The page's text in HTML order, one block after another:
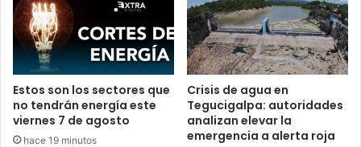
Estos son los sectores que
no tendrán energía este
viernes 7 de agosto
hace 19 minutos
Crisis de agua en
Tegucigalpa: autoridades
analizan elevar la
emergencia a alerta roja